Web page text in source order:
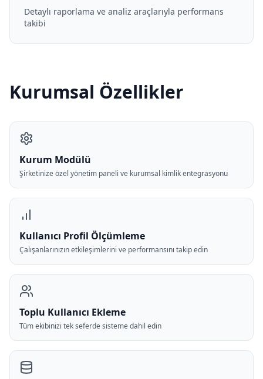
Detaylı raporlama ve analiz araçlarıyla performans
takibi
Kurumsal Özellikler
Kurum Modülü
Şirketinize özel yönetim paneli ve kurumsal kimlik entegrasyonu
Kullanıcı Profil Ölçümleme
Çalışanlarınızın etkileşimlerini ve performansını takip edin
Toplu Kullanıcı Ekleme
Tüm ekibinizi tek seferde sisteme dahil edin